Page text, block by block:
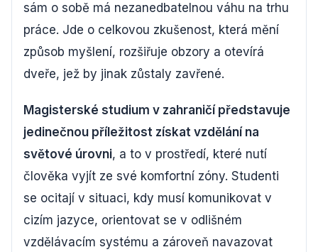
sám o sobě má nezanedbatelnou váhu na trhu
práce. Jde o celkovou zkušenost, která mění
způsob myšlení, rozšiřuje obzory a otevírá
dveře, jež by jinak zůstaly zavřené.
Magisterské studium v zahraničí představuje
jedinečnou příležitost získat vzdělání na
světové úrovni, a to v prostředí, které nutí
člověka vyjít ze své komfortní zóny. Studenti
se ocitají v situaci, kdy musí komunikovat v
cizím jazyce, orientovat se v odlišném
vzdělávacím systému a zároveň navazovat